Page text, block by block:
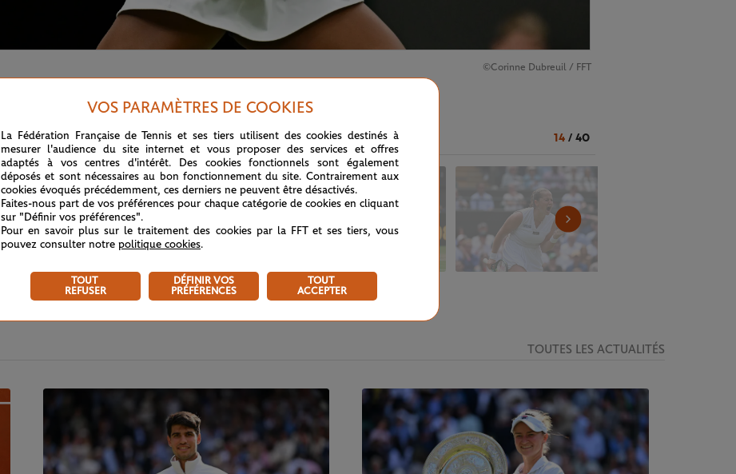
©Corinne Dubreuil / FFT
14/ 40
TOUTES LES ACTUALITÉS
VOS PARAMÈTRES DE COOKIES
La Fédération Française de Tennis et ses tiers utilisent des cookies destinés à
mesurer l'audience du site internet et vous proposer des services et offres
adaptés à vos centres d'intérêt. Des cookies fonctionnels sont également
déposés et sont nécessaires au bon fonctionnement du site. Contrairement aux
cookies évoqués précédemment, ces derniers ne peuvent être désactivés.
Faites-nous part de vos préférences pour chaque catégorie de cookies en cliquant
sur "Définir vos préférences".
Pour en savoir plus sur le traitement des cookies par la FFT et ses tiers, vous
pouvez consulter notre politique cookies.
TOUT
REFUSER
DÉFINIR VOS
PRÉFÉRENCES
TOUT
ACCEPTER